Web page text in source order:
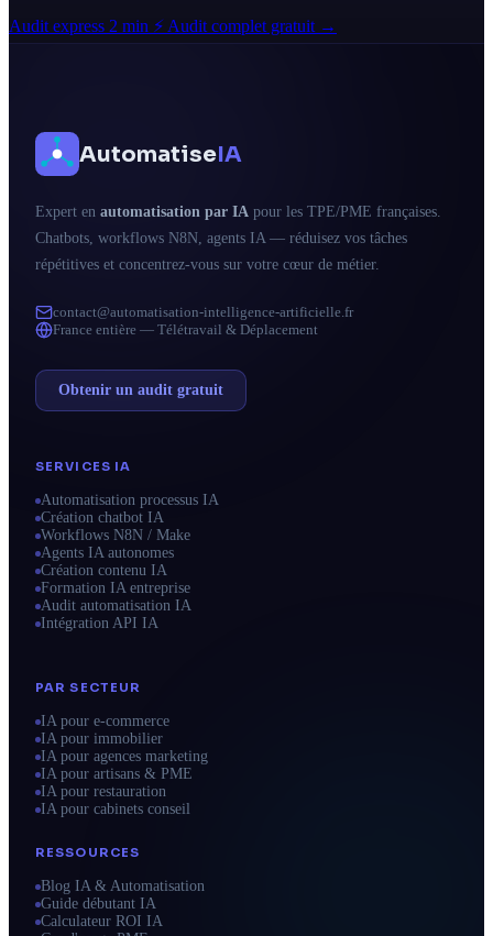
Audit express 2 min ⚡ Audit complet gratuit →
AutomatiseIA
Expert en automatisation par IA pour les TPE/PME françaises.
Chatbots, workflows N8N, agents IA — réduisez vos tâches
répétitives et concentrez-vous sur votre cœur de métier.
contact@automatisation-intelligence-artificielle.fr
France entière — Télétravail & Déplacement
Obtenir un audit gratuit
SERVICES IA
Automatisation processus IA
Création chatbot IA
Workflows N8N / Make
Agents IA autonomes
Création contenu IA
Formation IA entreprise
Audit automatisation IA
Intégration API IA
PAR SECTEUR
IA pour e-commerce
IA pour immobilier
IA pour agences marketing
IA pour artisans & PME
IA pour restauration
IA pour cabinets conseil
RESSOURCES
Blog IA & Automatisation
Guide débutant IA
Calculateur ROI IA